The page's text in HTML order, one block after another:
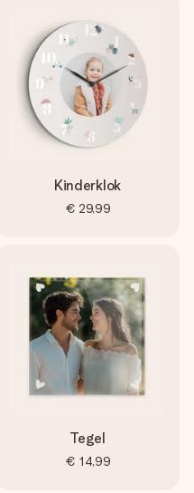
Kinderklok
€ 29,99
Tegel
€ 14,99